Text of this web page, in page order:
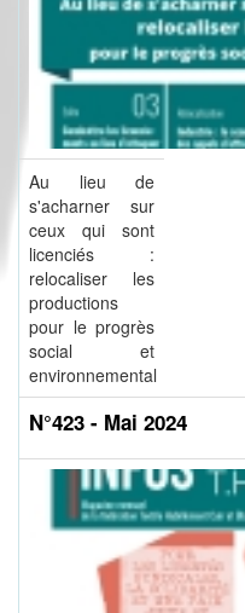
Au lieu de
s'acharner sur
ceux qui sont
licenciés :
relocaliser les
productions
pour le progrès
social et
environnemental
N°423 - Mai 2024